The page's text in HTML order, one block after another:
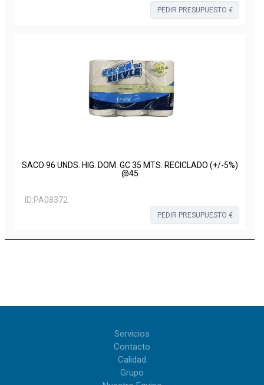
PEDIR PRESUPUESTO €
SACO 96 UNDS. HIG. DOM. GC 35 MTS. RECICLADO (+/-5%)
@45
ID:PA08372
PEDIR PRESUPUESTO €
Servicios
Contacto
Calidad
Grupo